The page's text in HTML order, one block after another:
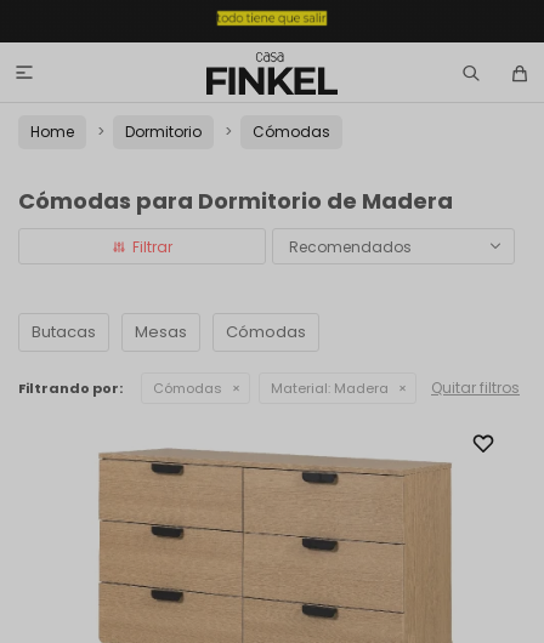

Home Dormitorio Cómodas
Cómodas para Dormitorio de Madera
Recomendados
Butacas Mesas Cómodas
Filtrando por: Cómodas Material: Madera Quitar filtros